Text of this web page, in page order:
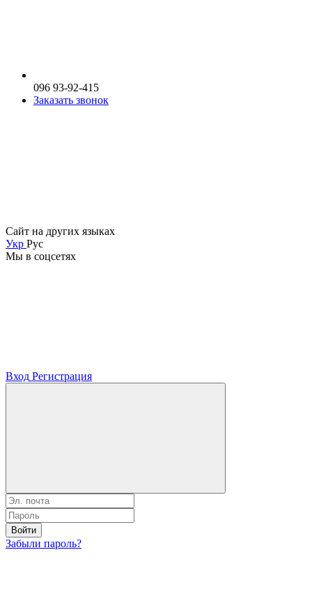
096 93-92-415
Заказать звонок
Сайт на других языках
Укр Рус
Мы в соцсетях
Вход Регистрация
Войти
Забыли пароль?